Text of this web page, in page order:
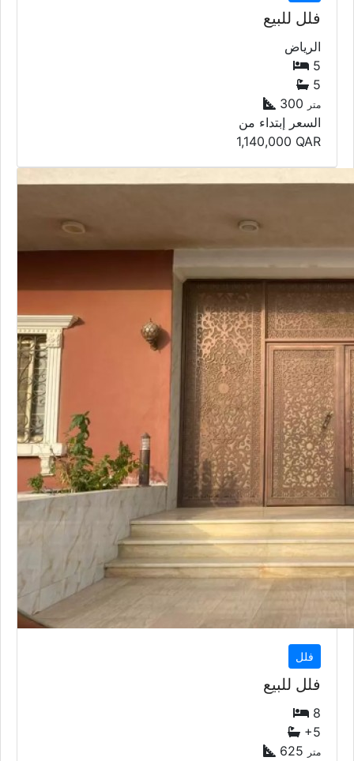
فلل للبيع
الرياض
5
5
300 متر
السعر إبتداء من
1,140,000 QAR
فلل
فلل للبيع
8
+5
625 متر